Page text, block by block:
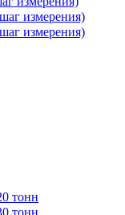
измерения)
измерения)
тонн
тонн